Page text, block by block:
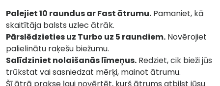
Palejiet 10 raundus ar Fast ātrumu. Pamaniet, kā
skaitītāja balsts uzlec ātrāk.
Pārslēdzieties uz Turbo uz 5 raundiem. Novērojiet
palielinātu raķešu biežumu.
Salīdziniet nolaišanās līmeņus. Redziet, cik bieži jūs
trūkstat vai sasniedzat mērķi, mainot ātrumu.